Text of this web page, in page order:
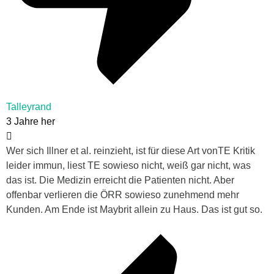
Talleyrand
3 Jahre her
Wer sich Illner et al. reinzieht, ist für diese Art vonTE Kritik
leider immun, liest TE sowieso nicht, weiß gar nicht, was
das ist. Die Medizin erreicht die Patienten nicht. Aber
offenbar verlieren die ÖRR sowieso zunehmend mehr
Kunden. Am Ende ist Maybrit allein zu Haus. Das ist gut so.